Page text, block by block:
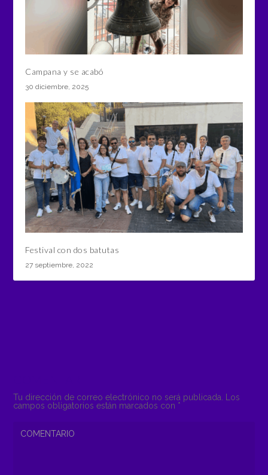
Campana y se acabó
30 diciembre, 2025
Festival con dos batutas
27 septiembre, 2022
Tu dirección de correo electrónico no será publicada. Los
campos obligatorios están marcados con *